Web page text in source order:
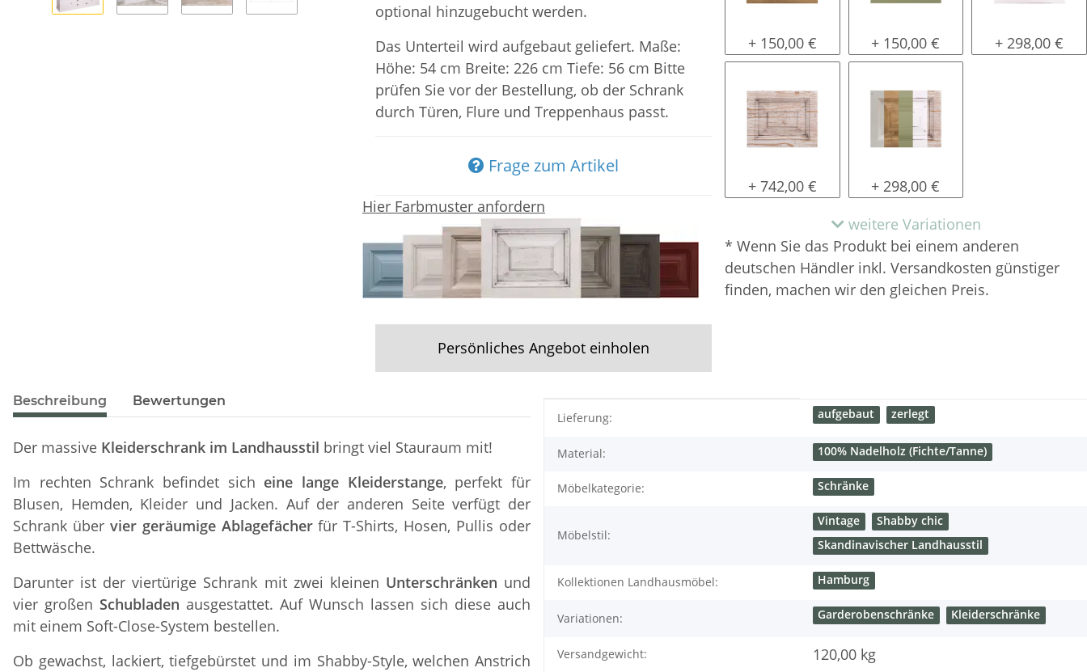
optional hinzugebucht werden.
Das Unterteil wird aufgebaut geliefert. Maße:
Höhe: 54 cm Breite: 226 cm Tiefe: 56 cm Bitte
prüfen Sie vor der Bestellung, ob der Schrank
durch Türen, Flure und Treppenhaus passt.
Frage zum Artikel
Hier Farbmuster anfordern
Persönliches Angebot einholen
gewachst
+ 150,00 € lackiert
+ 150,00 € shabby chic
+ 298,00 €
tief gebürstet
+ 742,00 € Konfigurator alles frei wählbar
+ 298,00 €
weitere Variationen
* Wenn Sie das Produkt bei einem anderen
deutschen Händler inkl. Versandkosten günstiger
finden, machen wir den gleichen Preis.
Beschreibung Bewertungen
Der massive Kleiderschrank im Landhausstil bringt viel Stauraum mit!
Im rechten Schrank befindet sich eine lange Kleiderstange, perfekt für
Blusen, Hemden, Kleider und Jacken. Auf der anderen Seite verfügt der
Schrank über vier geräumige Ablagefächerfür T-Shirts, Hosen, Pullis oder
Bettwäsche.
Darunter ist der viertürige Schrank mit zwei kleinen Unterschränken und
vier großen Schubladen ausgestattet. Auf Wunsch lassen sich diese auch
mit einem Soft-Close-System bestellen.
Ob gewachst, lackiert, tiefgebürstet und im Shabby-Style, welchen Anstrich
Produkteigenschaft
Wert
Lieferung: aufgebaut zerlegt
Material: 100% Nadelholz (Fichte/Tanne)
Möbelkategorie: Schränke
Möbelstil:
Vintage
Shabby chic
Skandinavischer Landhausstil
Kollektionen Landhausmöbel: Hamburg
Variationen: Garderobenschränke Kleiderschränke
Versandgewicht: 120,00 kg